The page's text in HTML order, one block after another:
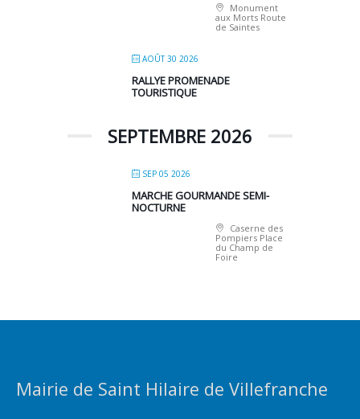
Monument
aux Morts Route
de Saintes
AOÛT 30 2026
RALLYE PROMENADE
TOURISTIQUE
SEPTEMBRE 2026
SEP 05 2026
MARCHE GOURMANDE SEMI-
NOCTURNE
Caserne des
Pompiers Place
du Champ de
Foire
Mairie de Saint Hilaire de Villefranche